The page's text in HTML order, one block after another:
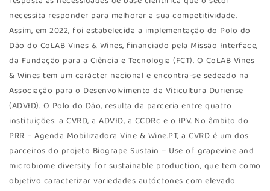
necessita responder para melhorar a sua competitividade.
Assim, em 2022, foi estabelecida a implementação do Polo do
Dão do CoLAB Vines & Wines, financiado pela Missão Interface,
da Fundação para a Ciência e Tecnologia (FCT). O CoLAB Vines
& Wines tem um carácter nacional e encontra-se sedeado na
Associação para o Desenvolvimento da Viticultura Duriense
(ADVID). O Polo do Dão, resulta da parceria entre quatro
instituições: a CVRD, a ADVID, a CCDRc e o IPV. No âmbito do
PRR – Agenda Mobilizadora Vine & Wine.PT, a CVRD é um dos
parceiros do projeto Biogrape Sustain – Use of grapevine and
microbiome diversity for sustainable production, que tem como
objetivo caracterizar variedades autóctones com elevado